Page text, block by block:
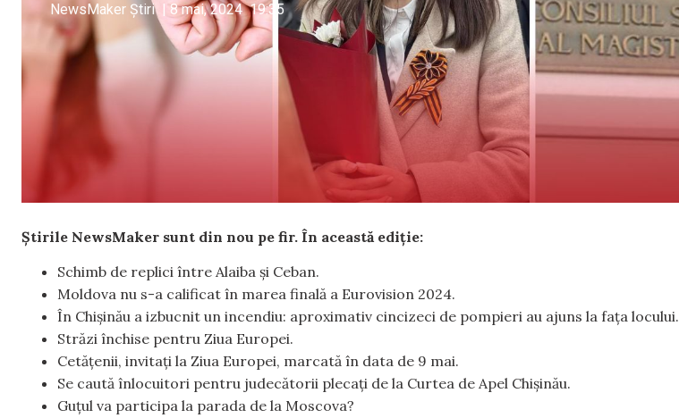
NewsMaker Știri | 8 mai, 2024 19:35
Știrile NewsMaker sunt din nou pe fir. În această ediție:
Schimb de replici între Alaiba și Ceban.
Moldova nu s-a calificat în marea finală a Eurovision 2024.
În Chișinău a izbucnit un incendiu: aproximativ cincizeci de pompieri au ajuns la fața locului.
Străzi închise pentru Ziua Europei.
Cetățenii, invitați la Ziua Europei, marcată în data de 9 mai.
Se caută înlocuitori pentru judecătorii plecați de la Curtea de Apel Chișinău.
Guțul va participa la parada de la Moscova?